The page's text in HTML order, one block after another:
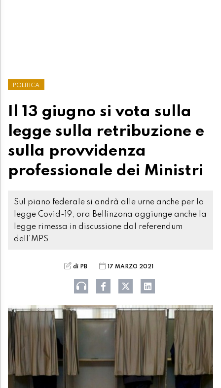
POLITICA
Il 13 giugno si vota sulla
legge sulla retribuzione e
sulla provvidenza
professionale dei Ministri
Sul piano federale si andrà alle urne anche per la
legge Covid-19, ora Bellinzona aggiunge anche la
legge rimessa in discussione dal referendum
dell'MPS
di PB 17 MARZO 2021